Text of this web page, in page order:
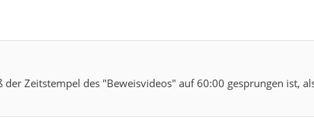
der Zeitstempel des "Beweisvideos" auf 60:00 gesprungen ist,